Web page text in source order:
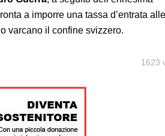
a imporre una tassa d’entrata alle
varcano il confine svizzero.
1623